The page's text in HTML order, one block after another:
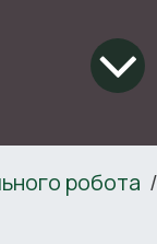
робота